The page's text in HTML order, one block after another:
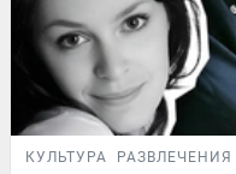
КУЛЬТУРА РАЗВЛЕЧЕНИЯ